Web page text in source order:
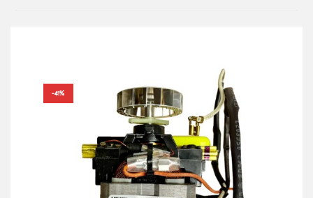
-41%